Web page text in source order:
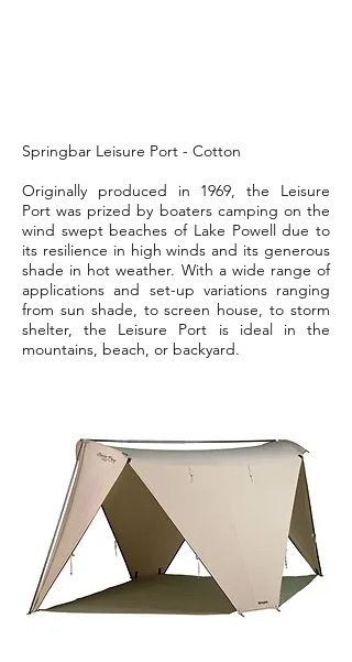
Springbar Leisure Port - Cotton
Originally produced in 1969, the Leisure
Port was prized by boaters camping on the
wind swept beaches of Lake Powell due to
its resilience in high winds and its generous
shade in hot weather. With a wide range of
applications and set-up variations ranging
from sun shade, to screen house, to storm
shelter, the Leisure Port is ideal in the
mountains, beach, or backyard.